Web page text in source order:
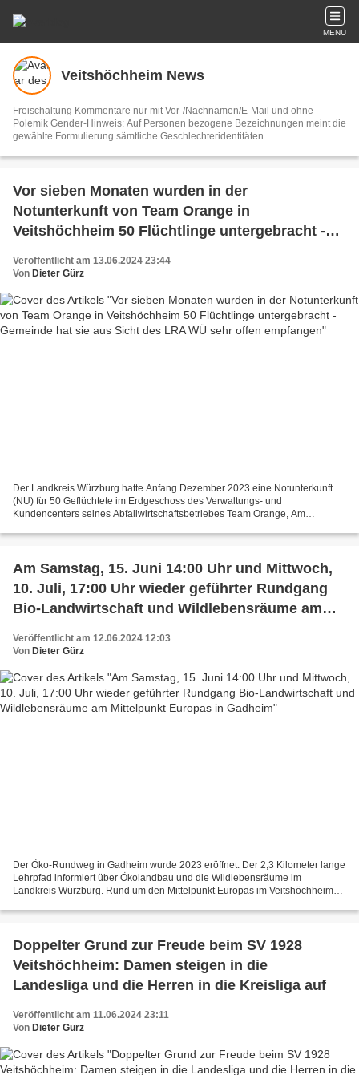
MENU
Veitshöchheim News
Freischaltung Kommentare nur mit Vor-/Nachnamen/E-Mail und ohne
Polemik Gender-Hinweis: Auf Personen bezogene Bezeichnungen meint die
gewählte Formulierung sämtliche Geschlechteridentitäten
GVO ist ausschließlich Sache der Overblog-Hosting-Plattform. Ihre E-Mail-
Vor sieben Monaten wurden in der
Notunterkunft von Team Orange in
Veitshöchheim 50 Flüchtlinge untergebracht -
offen empfangen
Veröffentlicht am 13.06.2024 23:44
Von Dieter Gürz
Der Landkreis Würzburg hatte Anfang Dezember 2023 eine Notunterkunft
(NU) für 50 Geflüchtete im Erdgeschoss des Verwaltungs- und
Kundencenters seines Abfallwirtschaftsbetriebes Team Orange, Am
Am Samstag, 15. Juni 14:00 Uhr und Mittwoch,
10. Juli, 17:00 Uhr wieder geführter Rundgang
Bio-Landwirtschaft und Wildlebensräume am
Veröffentlicht am 12.06.2024 12:03
Von Dieter Gürz
Der Öko-Rundweg in Gadheim wurde 2023 eröffnet. Der 2,3 Kilometer lange
Lehrpfad informiert über Ökolandbau und die Wildlebensräume im
Landkreis Würzburg. Rund um den Mittelpunkt Europas im Veitshöchheimer
Doppelter Grund zur Freude beim SV 1928
Veitshöchheim: Damen steigen in die
Landesliga und die Herren in die Kreisliga auf
Veröffentlicht am 11.06.2024 23:11
Von Dieter Gürz